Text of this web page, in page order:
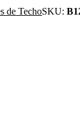
de TechoSKU: